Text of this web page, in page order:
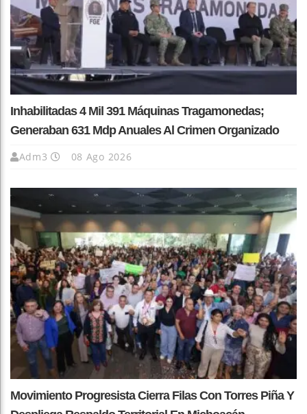
Inhabilitadas 4 Mil 391 Máquinas Tragamonedas;
Generaban 631 Mdp Anuales Al Crimen Organizado
Adm3 08 Ago 2026
Movimiento Progresista Cierra Filas Con Torres Piña Y